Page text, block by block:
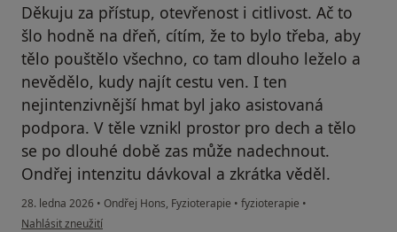
Děkuju za přístup, otevřenost i citlivost. Ač to
šlo hodně na dřeň, cítím, že to bylo třeba, aby
tělo pouštělo všechno, co tam dlouho leželo a
nevědělo, kudy najít cestu ven. I ten
nejintenzivnější hmat byl jako asistovaná
podpora. V těle vznikl prostor pro dech a tělo
se po dlouhé době zas může nadechnout.
Ondřej intenzitu dávkoval a zkrátka věděl.
28. ledna 2026 • Ondřej Hons, Fyzioterapie • fyzioterapie •
podle názoru uživatele Anna D.
Nahlásit zneužití